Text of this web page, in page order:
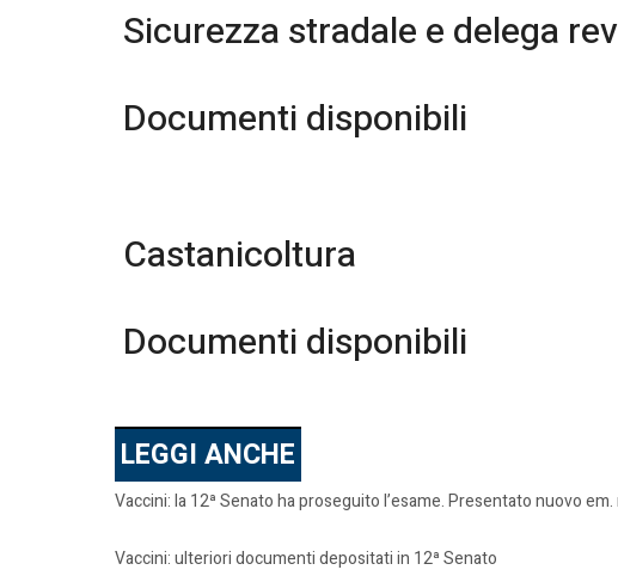
Sicurezza stradale e delega
Documenti disponibili
Castanicoltura
Documenti disponibili
LEGGI ANCHE
Vaccini: la 12ª Senato ha proseguito l’esame. Presentato nuovo
Vaccini: ulteriori documenti depositati in 12ª Senato